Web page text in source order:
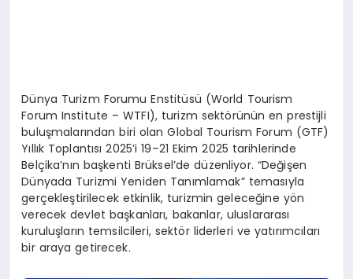
Dünya Turizm Forumu Enstitüsü (World Tourism
Forum Institute – WTFI), turizm sektörünün en prestijli
buluşmalarından biri olan Global Tourism Forum (GTF)
Yıllık Toplantısı 2025’i 19–21 Ekim 2025 tarihlerinde
Belçika’nın başkenti Brüksel’de düzenliyor. “Değişen
Dünyada Turizmi Yeniden Tanımlamak” temasıyla
gerçekleştirilecek etkinlik, turizmin geleceğine yön
verecek devlet başkanları, bakanlar, uluslararası
kuruluşların temsilcileri, sektör liderleri ve yatırımcıları
bir araya getirecek.